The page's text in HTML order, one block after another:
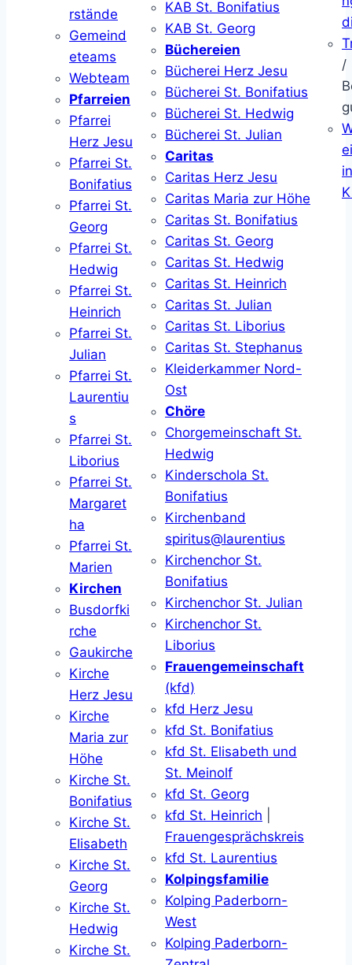
rstände
Gemeind
eteams
Webteam
Pfarreien
Pfarrei
Herz Jesu
Pfarrei St.
Bonifatius
Pfarrei St.
Georg
Pfarrei St.
Hedwig
Pfarrei St.
Heinrich
Pfarrei St.
Julian
Pfarrei St.
Laurentiu
s
Pfarrei St.
Liborius
Pfarrei St.
Margaret
ha
Pfarrei St.
Marien
Kirchen
Busdorfki
rche
Gaukirche
Kirche
Herz Jesu
Kirche
Maria zur
Höhe
Kirche St.
Bonifatius
Kirche St.
Elisabeth
Kirche St.
Georg
Kirche St.
Hedwig
Kirche St.
KAB St. Bonifatius
KAB St. Georg
Büchereien
Bücherei Herz Jesu
Bücherei St. Bonifatius
Bücherei St. Hedwig
Bücherei St. Julian
Caritas
Caritas Herz Jesu
Caritas Maria zur Höhe
Caritas St. Bonifatius
Caritas St. Georg
Caritas St. Hedwig
Caritas St. Heinrich
Caritas St. Julian
Caritas St. Liborius
Caritas St. Stephanus
Kleiderkammer Nord-
Ost
Chöre
Chorgemeinschaft St.
Hedwig
Kinderschola St.
Bonifatius
Kirchenband
spiritus@laurentius
Kirchenchor St.
Bonifatius
Kirchenchor St. Julian
Kirchenchor St.
Liborius
Frauengemeinschaft
(kfd)
kfd Herz Jesu
kfd St. Bonifatius
kfd St. Elisabeth und
St. Meinolf
kfd St. Georg
kfd St. Heinrich
Frauengesprächskreis
kfd St. Laurentius
Kolpingsfamilie
Kolping Paderborn-
West
Kolping Paderborn-
/